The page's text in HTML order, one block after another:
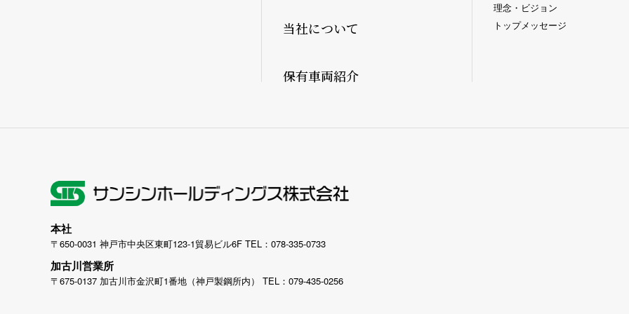
当社について
保有車両紹介
理念・ビジョン
トップメッセージ
本社
〒650-0031 神戸市中央区東町123-1貿易ビル6F TEL： 078-335-0733
加古川営業所
〒675-0137 加古川市金沢町1番地（神戸製鋼所内） TEL： 079-435-0256